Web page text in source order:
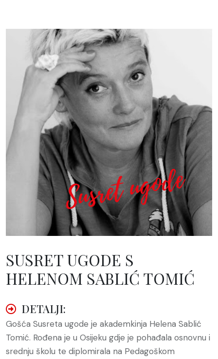
SUSRET UGODE S
HELENOM SABLIĆ TOMIĆ
DETALJI:
Gošća Susreta ugode je akademkinja Helena Sablić
Tomić. Rođena je u Osijeku gdje je pohađala osnovnu i
srednju školu te diplomirala na Pedagoškom